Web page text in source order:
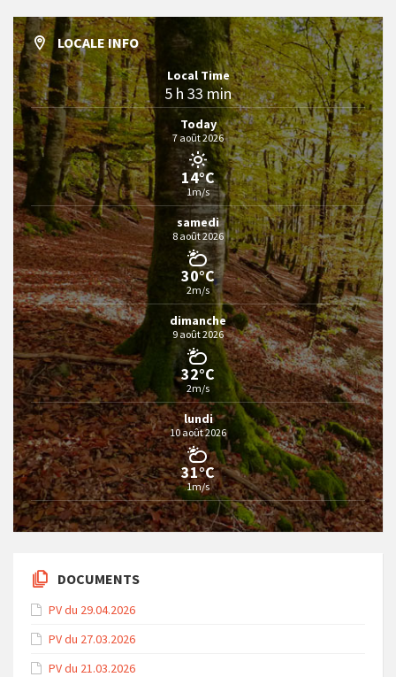
LOCALE INFO
Local Time
5 h 33 min
Today
7 août 2026
14°C
1m/s
samedi
8 août 2026
30°C
2m/s
dimanche
9 août 2026
32°C
2m/s
lundi
10 août 2026
31°C
1m/s
DOCUMENTS
PV du 29.04.2026
PV du 27.03.2026
PV du 21.03.2026